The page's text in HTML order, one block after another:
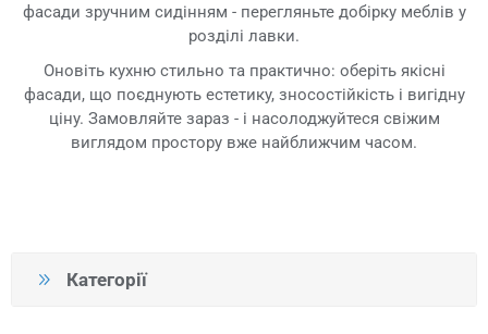
Категорії
фасади зручним сидінням - перегляньте добірку меблів у
розділі лавки.
Оновіть кухню стильно та практично: оберіть якісні
фасади, що поєднують естетику, зносостійкість і вигідну
ціну. Замовляйте зараз - і насолоджуйтеся свіжим
виглядом простору вже найближчим часом.